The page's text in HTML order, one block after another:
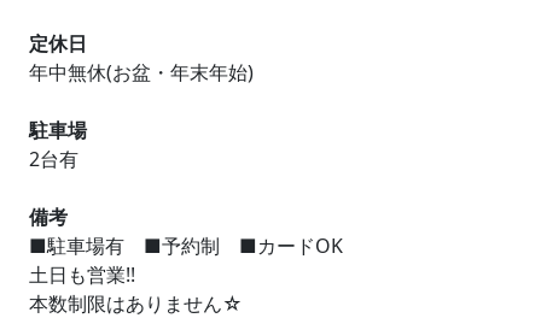
定休日
年中無休(お盆・年末年始)
駐車場
2台有
備考
■駐車場有 ■予約制 ■カードOK
土日も営業!!
本数制限はありません☆